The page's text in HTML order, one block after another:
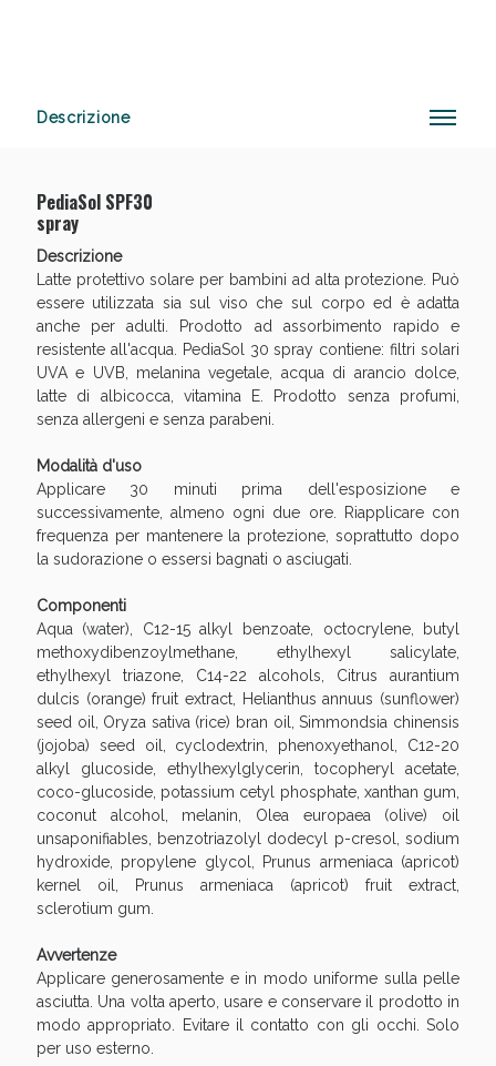
Descrizione
PediaSol SPF30
spray
Descrizione
Latte protettivo solare per bambini ad alta protezione. Può
essere utilizzata sia sul viso che sul corpo ed è adatta
anche per adulti. Prodotto ad assorbimento rapido e
resistente all'acqua. PediaSol 30 spray contiene: filtri solari
UVA e UVB, melanina vegetale, acqua di arancio dolce,
latte di albicocca, vitamina E. Prodotto senza profumi,
senza allergeni e senza parabeni.
Modalità d'uso
Applicare 30 minuti prima dell'esposizione e
successivamente, almeno ogni due ore. Riapplicare con
frequenza per mantenere la protezione, soprattutto dopo
la sudorazione o essersi bagnati o asciugati.
Componenti
Aqua (water), C12-15 alkyl benzoate, octocrylene, butyl
methoxydibenzoylmethane, ethylhexyl salicylate,
ethylhexyl triazone, C14-22 alcohols, Citrus aurantium
dulcis (orange) fruit extract, Helianthus annuus (sunflower)
seed oil, Oryza sativa (rice) bran oil, Simmondsia chinensis
(jojoba) seed oil, cyclodextrin, phenoxyethanol, C12-20
alkyl glucoside, ethylhexylglycerin, tocopheryl acetate,
coco-glucoside, potassium cetyl phosphate, xanthan gum,
coconut alcohol, melanin, Olea europaea (olive) oil
unsaponifiables, benzotriazolyl dodecyl p-cresol, sodium
hydroxide, propylene glycol, Prunus armeniaca (apricot)
kernel oil, Prunus armeniaca (apricot) fruit extract,
sclerotium gum.
Avvertenze
Applicare generosamente e in modo uniforme sulla pelle
asciutta. Una volta aperto, usare e conservare il prodotto in
modo appropriato. Evitare il contatto con gli occhi. Solo
per uso esterno.
Benessere Intestinale: Sconto fino al 55% valido